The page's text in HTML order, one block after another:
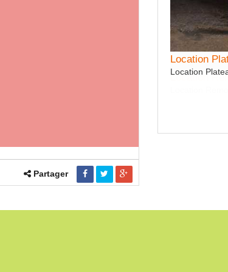
Partager
Location
Location
Location